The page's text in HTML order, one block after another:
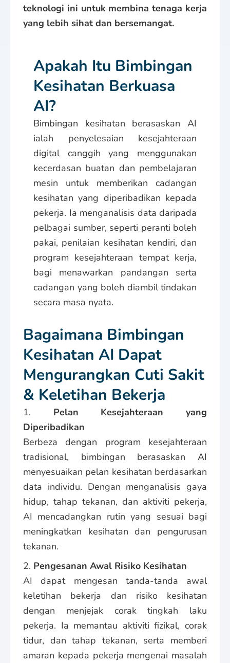
teknologi ini untuk membina tenaga kerja
yang lebih sihat dan bersemangat.
Apakah Itu Bimbingan
Kesihatan Berkuasa
AI?
Bimbingan kesihatan berasaskan AI
ialah penyelesaian kesejahteraan
digital canggih yang menggunakan
kecerdasan buatan dan pembelajaran
mesin untuk memberikan cadangan
kesihatan yang diperibadikan kepada
pekerja. Ia menganalisis data daripada
pelbagai sumber, seperti peranti boleh
pakai, penilaian kesihatan kendiri, dan
program kesejahteraan tempat kerja,
bagi menawarkan pandangan serta
cadangan yang boleh diambil tindakan
secara masa nyata.
Bagaimana Bimbingan
Kesihatan AI Dapat
Mengurangkan Cuti Sakit
& Keletihan Bekerja
1. Pelan Kesejahteraan yang
Diperibadikan
Berbeza dengan program kesejahteraan
tradisional, bimbingan berasaskan AI
menyesuaikan pelan kesihatan berdasarkan
data individu. Dengan menganalisis gaya
hidup, tahap tekanan, dan aktiviti pekerja,
AI mencadangkan rutin yang sesuai bagi
meningkatkan kesihatan dan pengurusan
tekanan.
2. Pengesanan Awal Risiko Kesihatan
AI dapat mengesan tanda-tanda awal
keletihan bekerja dan risiko kesihatan
dengan menjejak corak tingkah laku
pekerja. Ia memantau aktiviti fizikal, corak
tidur, dan tahap tekanan, serta memberi
amaran kepada pekerja mengenai masalah